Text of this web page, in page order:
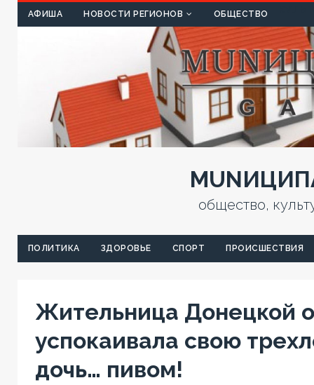
АФИША НОВОСТИ РЕГИОНОВ ОБЩЕСТВО
общество,
ПОЛИТИКА ЗДОРОВЬЕ СПОРТ ПРОИСШЕСТВИЯ
Жительница Донецкой
успокаивала свою
дочь… пивом!